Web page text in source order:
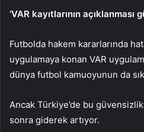
‘VAR kayıtlarının açıklanması
Futbolda hakem kararlarında
uygulamaya konan VAR
dünya futbol kamuoyunun da
Ancak Türkiye’de bu
sonra giderek artıyor.